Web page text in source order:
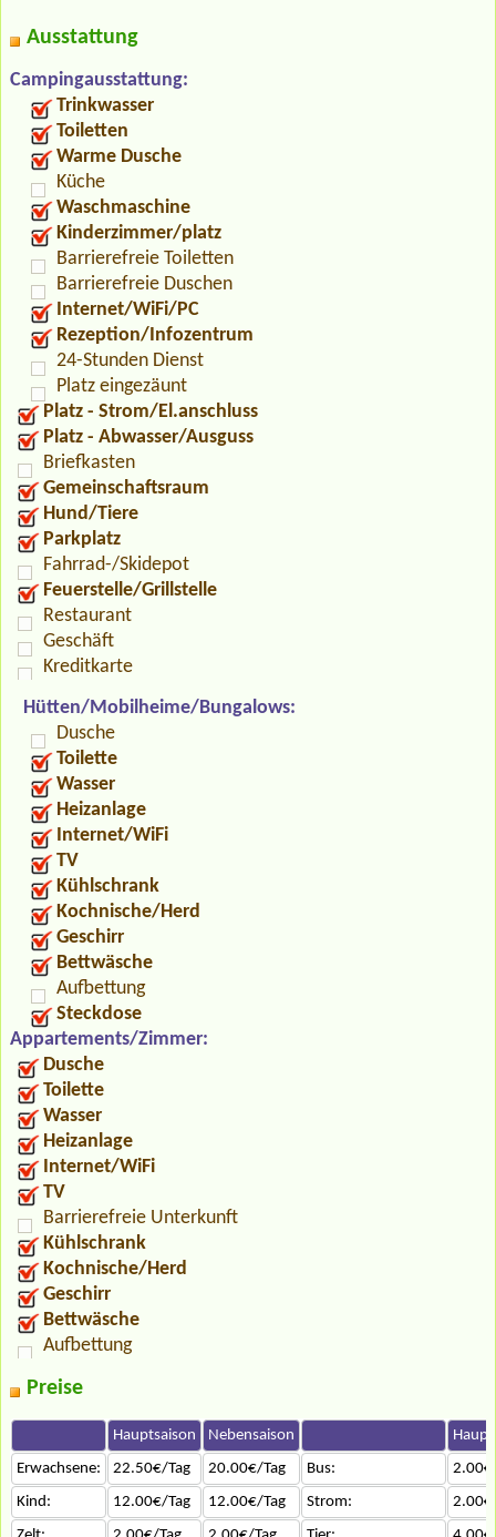
Ausstattung
Campingausstattung:
Trinkwasser
Toiletten
Warme Dusche
Küche
Waschmaschine
Kinderzimmer/platz
Barrierefreie Toiletten
Barrierefreie Duschen
Internet/WiFi/PC
Rezeption/Infozentrum
24-Stunden Dienst
Platz eingezäunt
Platz - Strom/El.anschluss
Platz - Abwasser/Ausguss
Briefkasten
Gemeinschaftsraum
Hund/Tiere
Parkplatz
Fahrrad-/Skidepot
Feuerstelle/Grillstelle
Restaurant
Geschäft
Kreditkarte
Hütten/Mobilheime/Bungalows:
Dusche
Toilette
Wasser
Heizanlage
Internet/WiFi
TV
Kühlschrank
Kochnische/Herd
Geschirr
Bettwäsche
Aufbettung
Steckdose
Appartements/Zimmer:
Dusche
Toilette
Wasser
Heizanlage
Internet/WiFi
TV
Barrierefreie Unterkunft
Kühlschrank
Kochnische/Herd
Geschirr
Bettwäsche
Aufbettung
Preise
Hauptsaison Nebensaison
Erwachsene:
22.50€/Tag 20.00€/Tag Bus:
Kind:
12.00€/Tag 12.00€/Tag Strom: